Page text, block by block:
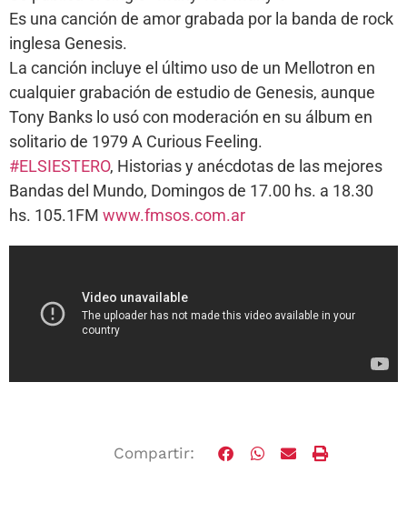
Es una canción de amor grabada por la banda de rock
inglesa Genesis.
La canción incluye el último uso de un Mellotron en
cualquier grabación de estudio de Genesis, aunque
Tony Banks lo usó con moderación en su álbum en
solitario de 1979 A Curious Feeling.
#ELSIESTERO, Historias y anécdotas de las mejores
Bandas del Mundo, Domingos de 17.00 hs. a 18.30
hs. 105.1FM www.fmsos.com.ar
Compartir: